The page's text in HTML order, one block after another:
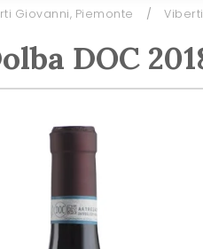
Giovanni, Piemonte /
DOC